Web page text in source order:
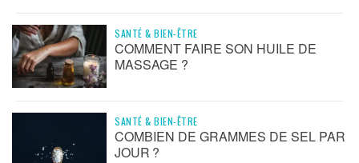
SANTÉ & BIEN-ÊTRE
COMMENT FAIRE SON HUILE DE
MASSAGE ?
SANTÉ & BIEN-ÊTRE
COMBIEN DE GRAMMES DE SEL PAR
JOUR ?